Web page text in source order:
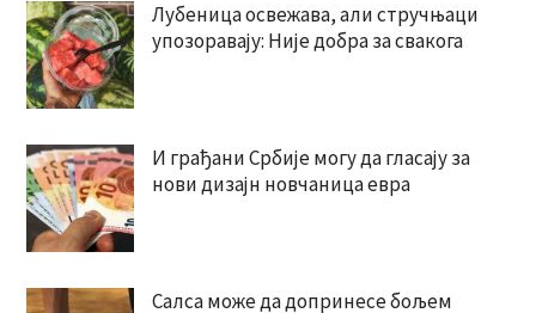
Лубеница освежава, али стручњаци
упозоравају: Није добра за свакога
И грађани Србије могу да гласају за
нови дизајн новчаница евра
Салса може да допринесе бољем